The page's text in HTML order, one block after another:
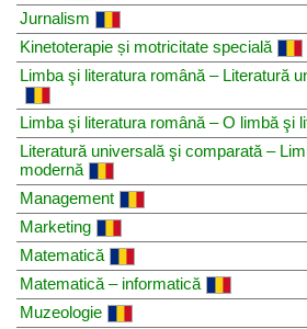
Jurnalism
Kinetoterapie și motricitate specială
Limba şi literatura română – Literatură
Limba şi literatura română – O limbă şi
Literatură universală şi comparată –
modernă
Management
Marketing
Matematică
Matematică – informatică
Muzeologie